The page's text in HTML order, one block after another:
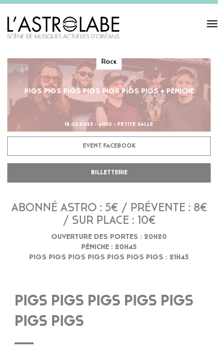
Rock
PIGS PIGS PIGS PIGS PIGS PIGS PIGS + PÉNICHE
18.05.2023 - 4H30 - PETITE SALLE
EVENT FACEBOOK
BILLETTERIE
ABONNÉ ASTRO : 5€ / PRÉVENTE : 8€
/ SUR PLACE : 10€
OUVERTURE DES PORTES : 20H20
PÉNICHE : 20H45
PIGS PIGS PIGS PIGS PIGS PIGS PIGS : 21H45
PIGS PIGS PIGS PIGS PIGS
PIGS PIGS